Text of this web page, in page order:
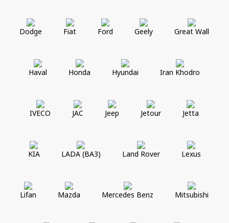
Dodge Fiat Ford Geely Great Wall
Haval Honda Hyundai Iran Khodro
IVECO JAC Jeep Jetour Jetta
KIA LADA (ВАЗ) Land Rover Lexus
Lifan Mazda Mercedes Benz Mitsubishi